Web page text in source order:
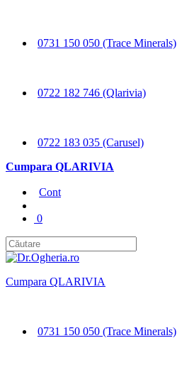
0731 150 050 (Trace Minerals)
0722 182 746 (Qlarivia)
0722 183 035 (Carusel)
Cumpara QLARIVIA
Cont
0
Cumpara QLARIVIA
0731 150 050 (Trace Minerals)